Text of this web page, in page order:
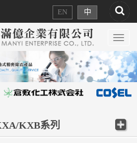
EN 中
KXB系列